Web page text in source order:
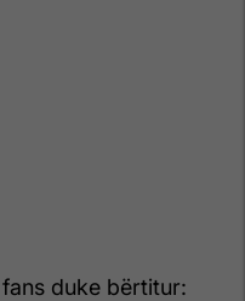
duke bërtitur: